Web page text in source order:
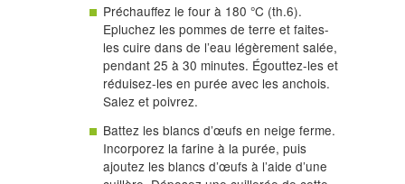
Préchauffez le four à 180 °C (th.6).
Epluchez les pommes de terre et faites-
les cuire dans de l’eau légèrement salée,
pendant 25 à 30 minutes. Égouttez-les et
réduisez-les en purée avec les anchois.
Salez et poivrez.
Battez les blancs d’œufs en neige ferme.
Incorporez la farine à la purée, puis
ajoutez les blancs d’œufs à l’aide d’une